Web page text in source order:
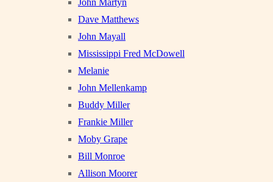
John Martyn
Dave Matthews
John Mayall
Mississippi Fred McDowell
Melanie
John Mellenkamp
Buddy Miller
Frankie Miller
Moby Grape
Bill Monroe
Allison Moorer